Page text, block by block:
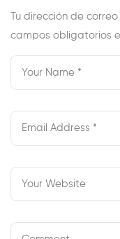
Tu dirección de
campos obligatorios